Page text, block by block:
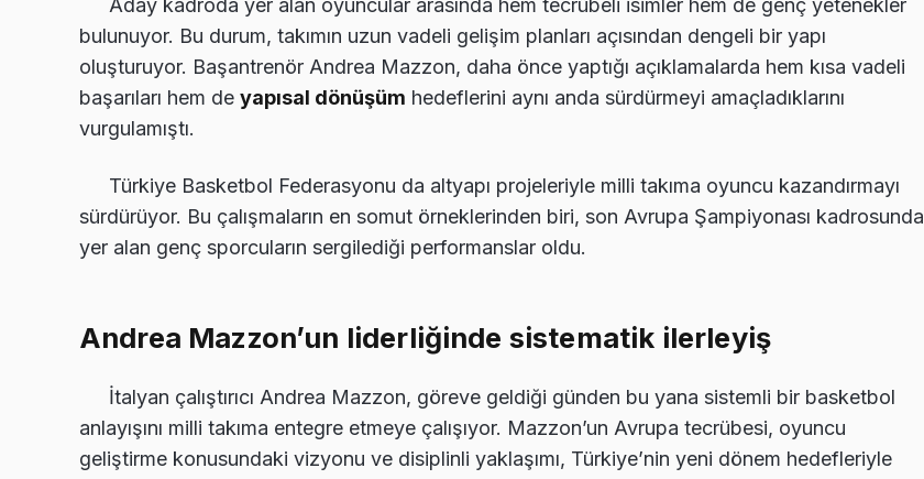
Aday kadroda yer alan oyuncular arasında hem tecrübeli isimler hem de genç yetenekler
bulunuyor. Bu durum, takımın uzun vadeli gelişim planları açısından dengeli bir yapı
oluşturuyor. Başantrenör Andrea Mazzon, daha önce yaptığı açıklamalarda hem kısa vadeli
başarıları hem de yapısal dönüşüm hedeflerini aynı anda sürdürmeyi amaçladıklarını
vurgulamıştı.
Türkiye Basketbol Federasyonu da altyapı projeleriyle milli takıma oyuncu kazandırmayı
sürdürüyor. Bu çalışmaların en somut örneklerinden biri, son Avrupa Şampiyonası kadrosunda
yer alan genç sporcuların sergilediği performanslar oldu.
Andrea Mazzon’un liderliğinde sistematik ilerleyiş
İtalyan çalıştırıcı Andrea Mazzon, göreve geldiği günden bu yana sistemli bir basketbol
anlayışını milli takıma entegre etmeye çalışıyor. Mazzon’un Avrupa tecrübesi, oyuncu
geliştirme konusundaki vizyonu ve disiplinli yaklaşımı, Türkiye’nin yeni dönem hedefleriyle